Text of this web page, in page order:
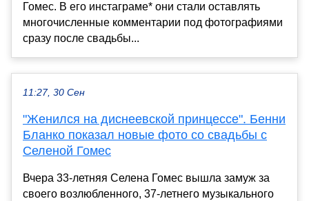
Гомес. В его инстаграме* они стали оставлять
многочисленные комментарии под фотографиями
сразу после свадьбы...
11:27, 30 Сен
"Женился на диснеевской принцессе". Бенни
Бланко показал новые фото со свадьбы с
Селеной Гомес
Вчера 33-летняя Селена Гомес вышла замуж за
своего возлюбленного, 37-летнего музыкального